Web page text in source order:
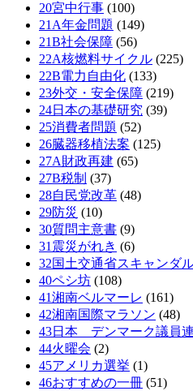
20宮中行事 (100)
21A年金問題 (149)
21B社会保障 (56)
22A核燃料サイクル (225)
22B電力自由化 (133)
23外交・安全保障 (219)
24日本の基礎研究 (39)
25消費者問題 (52)
26臓器移植法案 (125)
27A財政再建 (65)
27B税制 (37)
28自民党改革 (48)
29防災 (10)
30質問主意書 (9)
31震災がれき (6)
32国土交通省スキャンダ
40ペシ坊 (108)
41湘南ベルマーレ (161)
42湘南国際マラソン (48)
43日本 デンマーク議員
44火曜会 (2)
45アメリカ選挙 (1)
46おすすめの一冊 (51)